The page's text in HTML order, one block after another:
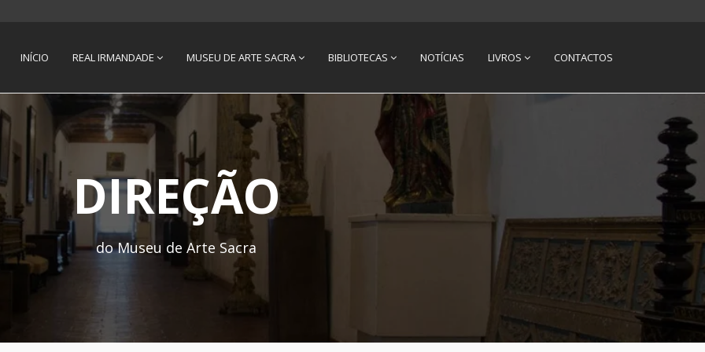
INÍCIO REAL IRMANDADE MUSEU DE ARTE SACRA BIBLIOTECAS NOTÍCIAS LIVROS CONTACTOS
DIREÇÃO
do Museu de Arte Sacra